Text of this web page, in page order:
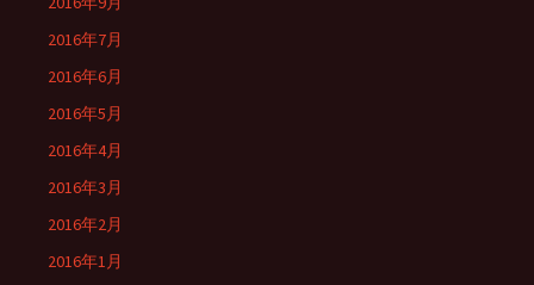
2016年7月
2016年6月
2016年5月
2016年4月
2016年3月
2016年2月
2016年1月